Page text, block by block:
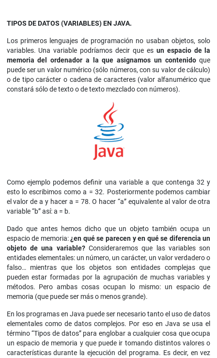
TIPOS DE DATOS (VARIABLES) EN JAVA.
Los primeros lenguajes de programación no usaban objetos, solo
variables. Una variable podríamos decir que es un espacio de la
memoria del ordenador a la que asignamos un contenidoque
puede ser un valor numérico (sólo números, con su valor de cálculo)
o de tipo carácter o cadena de caracteres (valor alfanumérico que
constará sólo de texto o de texto mezclado con números).
Como ejemplo podemos definir una variable a que contenga 32 y
esto lo escribimos como a = 32. Posteriormente podemos cambiar
el valor de a y hacer a = 78. O hacer “a” equivalente al valor de otra
variable “b” así: a = b.
Dado que antes hemos dicho que un objeto también ocupa un
espacio de memoria:¿en qué se parecen y en qué se diferencia un
objeto de una variable?Consideraremos que las variables son
entidades elementales: un número, un carácter, un valor verdadero o
falso… mientras que los objetos son entidades complejas que
pueden estar formadas por la agrupación de muchas variables y
métodos. Pero ambas cosas ocupan lo mismo: un espacio de
memoria (que puede ser más o menos grande).
En los programas en Java puede ser necesario tanto el uso de datos
elementales como de datos complejos. Por eso en Java se usa el
término “Tipos de datos” para englobar a cualquier cosa que ocupa
un espacio de memoria y que puede ir tomando distintos valores o
características durante la ejecución del programa. Es decir, en vez